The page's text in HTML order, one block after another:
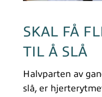
SKAL FÅ
TIL Å SLÅ
Halvparten av
slå, er